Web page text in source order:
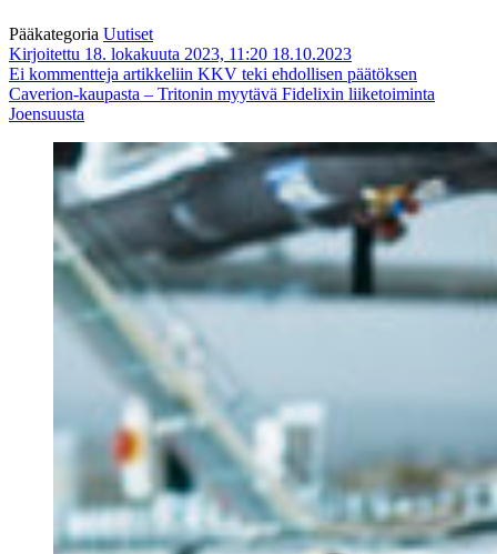
Pääkategoria Uutiset
Kirjoitettu 18. lokakuuta 2023, 11:20 18.10.2023
Ei kommentteja artikkeliin KKV teki ehdollisen päätöksen
Caverion-kaupasta – Tritonin myytävä Fidelixin liiketoiminta
Joensuusta